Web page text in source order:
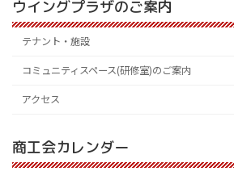
ウイングプラザのご案内
テナント・施設
コミュニティスペース(研修室)のご案内
アクセス
商工会カレンダー